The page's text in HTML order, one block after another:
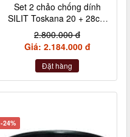
Set 2 chảo chống dính
SILIT Toskana 20 + 28cm
kèm xẻng
2.800.000 đ
Giá: 2.184.000 đ
Đặt hàng
-24%